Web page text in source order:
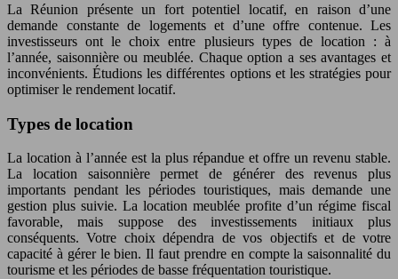
La Réunion présente un fort potentiel locatif, en raison d’une
demande constante de logements et d’une offre contenue. Les
investisseurs ont le choix entre plusieurs types de location : à
l’année, saisonnière ou meublée. Chaque option a ses avantages et
inconvénients. Étudions les différentes options et les stratégies pour
optimiser le rendement locatif.
Types de location
La location à l’année est la plus répandue et offre un revenu stable.
La location saisonnière permet de générer des revenus plus
importants pendant les périodes touristiques, mais demande une
gestion plus suivie. La location meublée profite d’un régime fiscal
favorable, mais suppose des investissements initiaux plus
conséquents. Votre choix dépendra de vos objectifs et de votre
capacité à gérer le bien. Il faut prendre en compte la saisonnalité du
tourisme et les périodes de basse fréquentation touristique.